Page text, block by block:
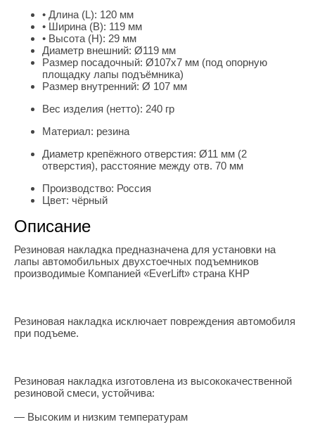
• Длина (L): 120 мм
• Ширина (B): 119 мм
• Высота (H): 29 мм
Диаметр внешний: Ø119 мм
Размер посадочный: Ø107х7 мм (под опорную
площадку лапы подъёмника)
Размер внутренний: Ø 107 мм
Вес изделия (нетто): 240 гр
Материал: резина
Диаметр крепёжного отверстия: Ø11 мм (2
отверстия), расстояние между отв. 70 мм
Производство: Россия
Цвет: чёрный
Описание
Резиновая накладка предназначена для установки на
лапы автомобильных двухстоечных подъемников
производимые Компанией «EverLift» страна КНР
Резиновая накладка исключает повреждения автомобиля
при подъеме.
Резиновая накладка изготовлена из высококачественной
резиновой смеси, устойчива:
— Высоким и низким температурам